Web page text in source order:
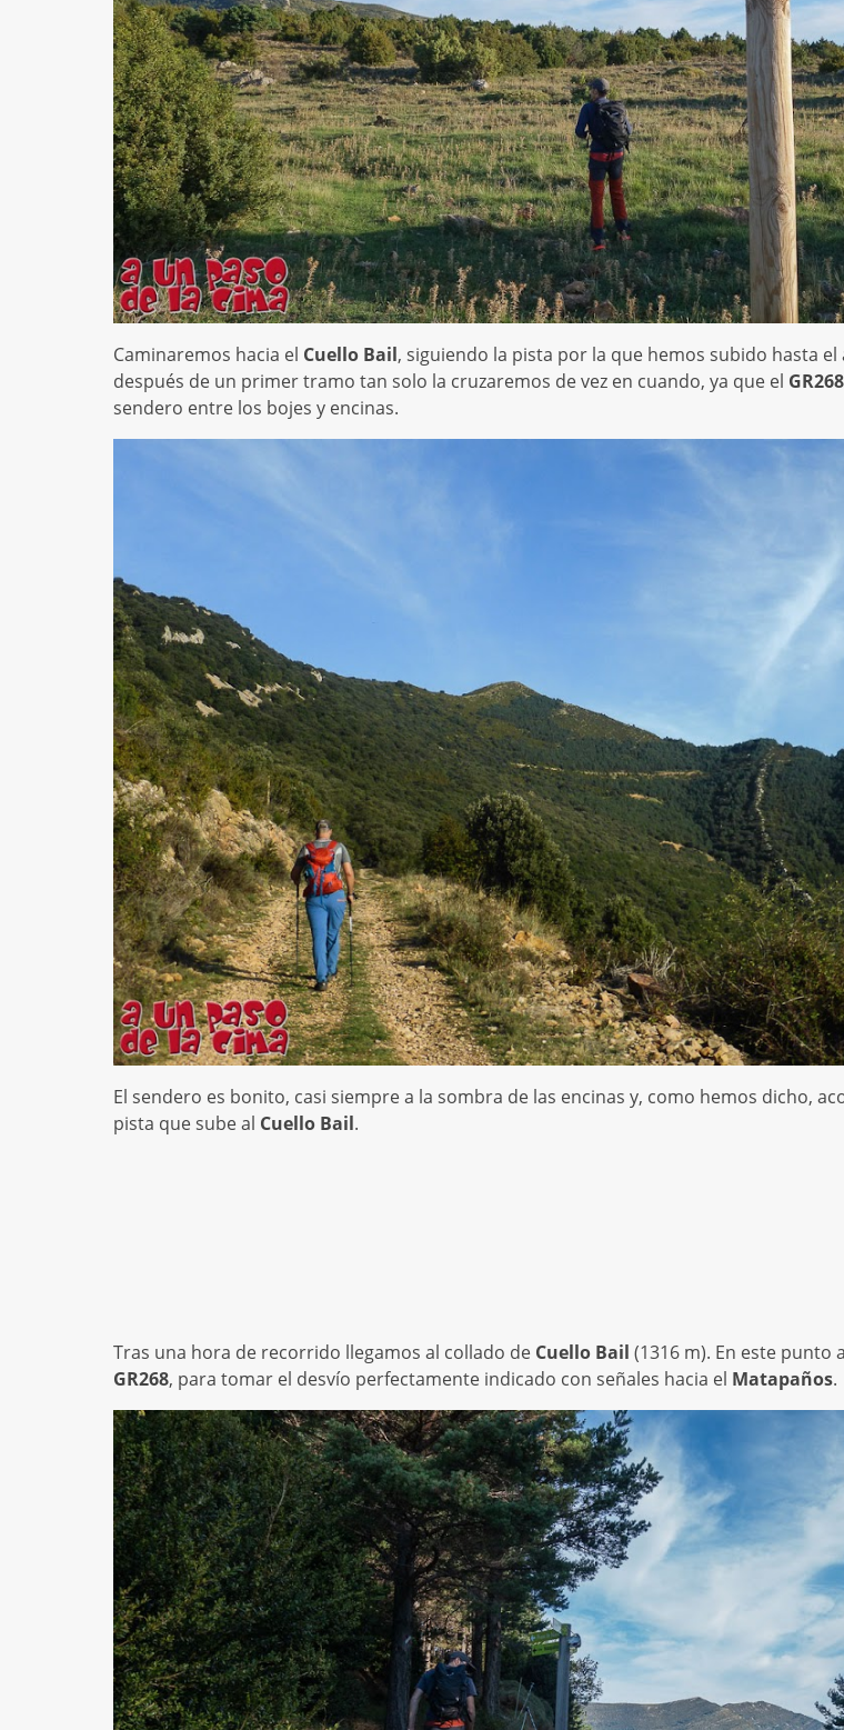
Caminaremos hacia el Cuello Bail, siguiendo la pista por la que hemos subido hasta
después de un primer tramo tan solo la cruzaremos de vez en cuando, ya que el GR268
sendero entre los bojes y encinas.
El sendero es bonito, casi siempre a la sombra de las encinas y, como hemos dicho,
pista que sube al Cuello Bail.
Tras una hora de recorrido llegamos al collado de Cuello Bail (1316 m). En este punto
GR268, para tomar el desvío perfectamente indicado con señales hacia el Matapaños.